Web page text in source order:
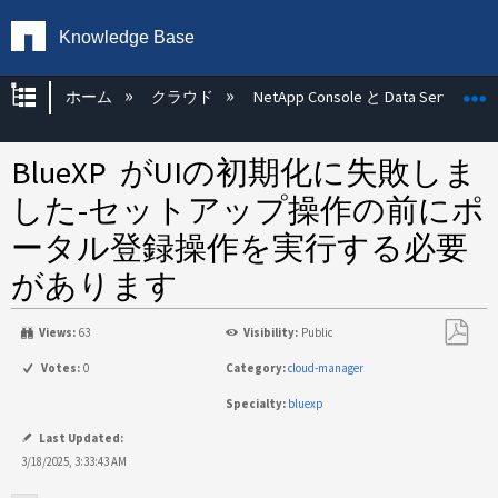
Knowledge Base
グローバル階層を展開/折りたたむ
ホーム クラウド NetApp Console と Data Services
BlueXP がUIの初期化に失敗しま
した-セットアップ操作の前にポ
ータル登録操作を実行する必要
があります
Views: 63 Visibility: Public
Votes: 0 Category:cloud-manager
Specialty: bluexp
Last Updated:
3/18/2025, 3:33:43 AM